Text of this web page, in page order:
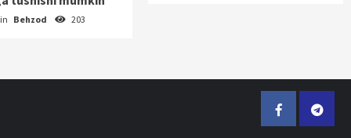
Behzod 203
Facebook